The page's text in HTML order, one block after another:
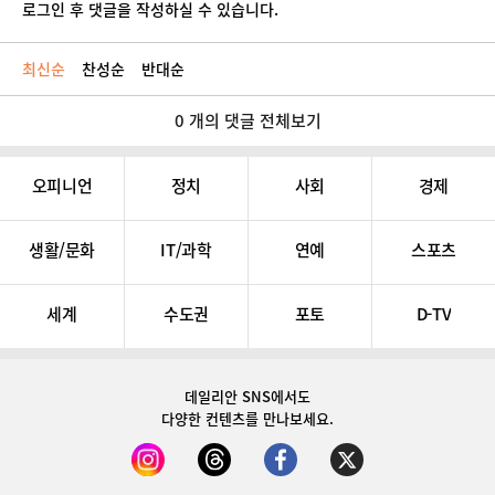
로그인 후 댓글을 작성하실 수 있습니다.
최신순 찬성순 반대순
0 개의 댓글 전체보기
오피니언 정치 사회 경제
생활/문화 IT/과학 연예 스포츠
세계 수도권 포토 D-TV
데일리안 SNS에서도
다양한 컨텐츠를 만나보세요.